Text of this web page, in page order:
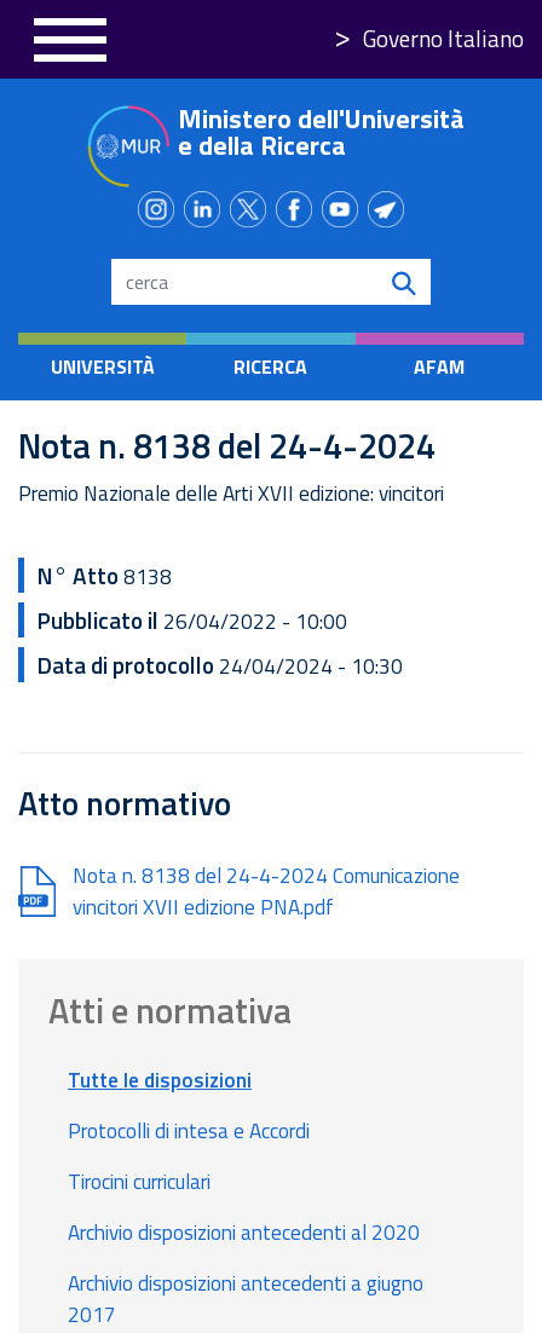
principale
Governo Italiano
Ministero dell'Università
e della Ricerca
Search
UNIVERSITÀ RICERCA AFAM
Nota n. 8138 del 24-4-2024
Premio Nazionale delle Arti XVII edizione: vincitori
N° Atto8138
Pubblicato il 26/04/2022 - 10:00
Data di protocollo 24/04/2024 - 10:30
Atto normativo
Document
Nota n. 8138 del 24-4-2024 Comunicazione
vincitori XVII edizione PNA.pdf
Atti e normativa
Tutte le disposizioni
Protocolli di intesa e Accordi
Tirocini curriculari
Archivio disposizioni antecedenti al 2020
Archivio disposizioni antecedenti a giugno
2017